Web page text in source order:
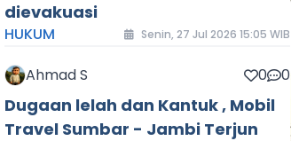
dievakuasi
HUKUM Senin, 27 Jul 2026 15:05 WIB
Ahmad S 0 0
Dugaan lelah dan Kantuk , Mobil
Travel Sumbar - Jambi Terjun